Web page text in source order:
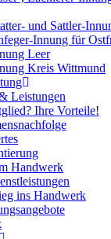
und Sattler-
Innung für
Leer
Kreis Wittmund
Leistungen
Ihre Vorteile!
Handwerk
ins Handwerk